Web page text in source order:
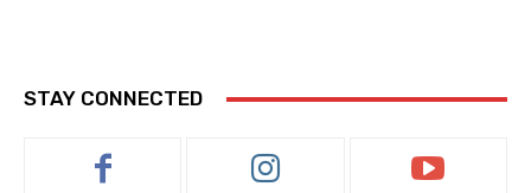
STAY CONNECTED